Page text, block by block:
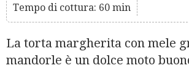
Tempo di cottura: 60 min
La torta margherita con mele
mandorle è un dolce moto